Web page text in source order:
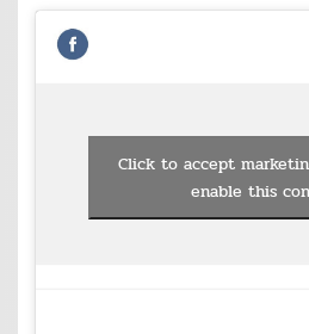
Click to accept
enable this